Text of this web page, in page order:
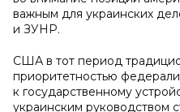
важным для украинских
и ЗУНР.
США в тот период
приоритетностью
к государственному
украинским руководством